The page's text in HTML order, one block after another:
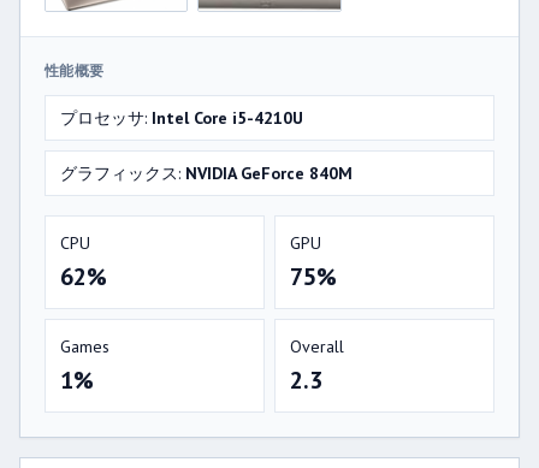
性能概要
プロセッサ: Intel Core i5-4210U
グラフィックス: NVIDIA GeForce 840M
CPU
62%
GPU
75%
Games
1%
Overall
2.3